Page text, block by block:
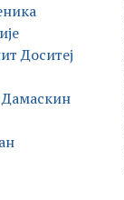
Доситеј